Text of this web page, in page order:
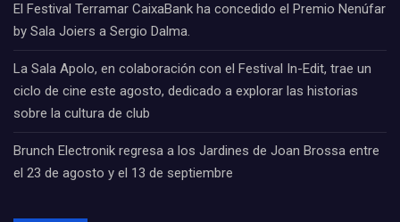
El Festival Terramar CaixaBank ha concedido el Premio Nenúfar
by Sala Joiers a Sergio Dalma.
La Sala Apolo, en colaboración con el Festival In-Edit, trae un
ciclo de cine este agosto, dedicado a explorar las historias
sobre la cultura de club
Brunch Electronik regresa a los Jardines de Joan Brossa entre
el 23 de agosto y el 13 de septiembre